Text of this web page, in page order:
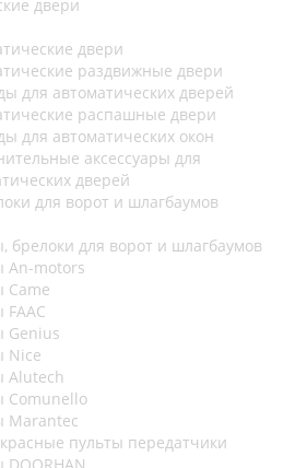
двери
двери
раздвижные двери
для автоматических дверей
распашные двери
для автоматических окон
аксессуары для
дверей
для ворот и шлагбаумов
брелоки для ворот и шлагбаумов
An-motors
Came
FAAC
Genius
Nice
Alutech
Сomunello
Marantec
пульты передатчики